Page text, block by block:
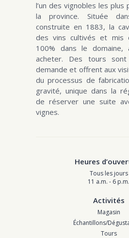
l’un des vignobles les
la province. Située
construite en 1883, la
des vins cultivés et mis
100% dans le domaine,
acheter. Des tours
demande et offrent aux
du processus de
gravité, unique dans la
de réserver une suite
vignes.
Heures
Tous les jours
11 a.m. - 6 p.m.
Activités
Magasin
Échantillons/
Tours